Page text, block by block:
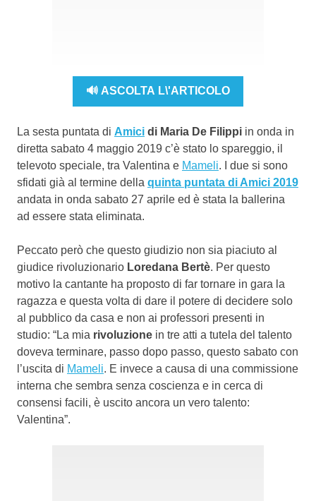
🔊 ASCOLTA L\'ARTICOLO
La sesta puntata di Amici di Maria De Filippi in onda in
diretta sabato 4 maggio 2019 c’è stato lo spareggio, il
televoto speciale, tra Valentina e Mameli. I due si sono
sfidati già al termine della quinta puntata di Amici 2019
andata in onda sabato 27 aprile ed è stata la ballerina
ad essere stata eliminata.
Peccato però che questo giudizio non sia piaciuto al
giudice rivoluzionario Loredana Bertè. Per questo
motivo la cantante ha proposto di far tornare in gara la
ragazza e questa volta di dare il potere di decidere solo
al pubblico da casa e non ai professori presenti in
studio: “La mia rivoluzione in tre atti a tutela del talento
doveva terminare, passo dopo passo, questo sabato con
l’uscita di Mameli. E invece a causa di una commissione
interna che sembra senza coscienza e in cerca di
consensi facili, è uscito ancora un vero talento:
Valentina”.